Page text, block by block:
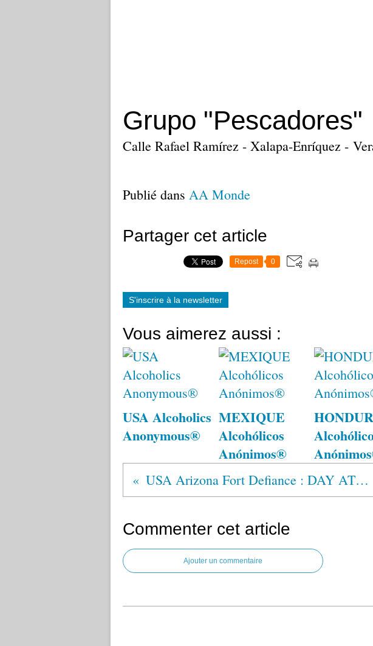
Grupo "Pescadores"
Calle Rafael Ramírez - Xalapa-Enríquez -
Publié dans AA Monde
Partager cet article
Repost 0
S'inscrire à la newsletter
Vous aimerez aussi :
USA Alcoholics
Anonymous®
MEXIQUE
Alcohólicos
Anónimos®
USA Arizona Fort Defiance : DAY AT A TIME CLUB
Commenter cet article
Ajouter un commentaire